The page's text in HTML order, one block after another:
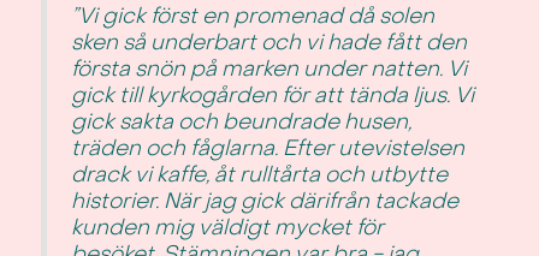
”Vi gick först en promenad då solen
sken så underbart och vi hade fått den
första snön på marken under natten. Vi
gick till kyrkogården för att tända ljus. Vi
gick sakta och beundrade husen,
träden och fåglarna. Efter utevistelsen
drack vi kaffe, åt rulltårta och utbytte
historier. När jag gick därifrån tackade
kunden mig väldigt mycket för